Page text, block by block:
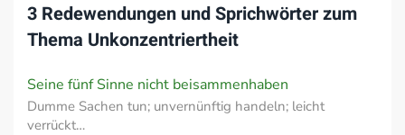
3 Redewendungen und Sprichwörter zum
Thema Unkonzentriertheit
Seine fünf Sinne nicht beisammenhaben
Dumme Sachen tun; unvernünftig handeln; leicht
verrückt…